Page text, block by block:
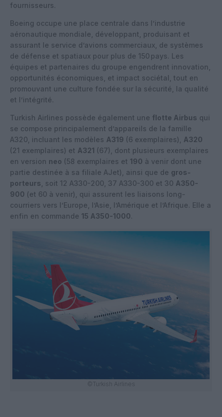
fournisseurs.
Boeing occupe une place centrale dans l’industrie
aéronautique mondiale, développant, produisant et
assurant le service d’avions commerciaux, de systèmes
de défense et spatiaux pour plus de 150 pays. Les
équipes et partenaires du groupe engendrent innovation,
opportunités économiques, et impact sociétal, tout en
promouvant une culture fondée sur la sécurité, la qualité
et l’intégrité.
Turkish Airlines possède également une flotte Airbus qui
se compose principalement d’appareils de la famille
A320, incluant les modèles A319 (6 exemplaires),
A320
(21 exemplaires) et A321 (67), dont plusieurs exemplaires
en version neo (58 exemplaires et 190 à venir dont une
partie destinée à sa filiale AJet), ainsi que de gros-
porteurs , soit 12 A330-200, 37 A330-300 et 30 A350-
900 (et 60 à venir), qui assurent les liaisons long-
courriers vers l’Europe, l’Asie, l’Amérique et l’Afrique. Elle a
enfin en commande 15 A350-1000.
©Turkish Airlines